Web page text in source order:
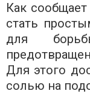
Как
стать
для
Для этого
солью на